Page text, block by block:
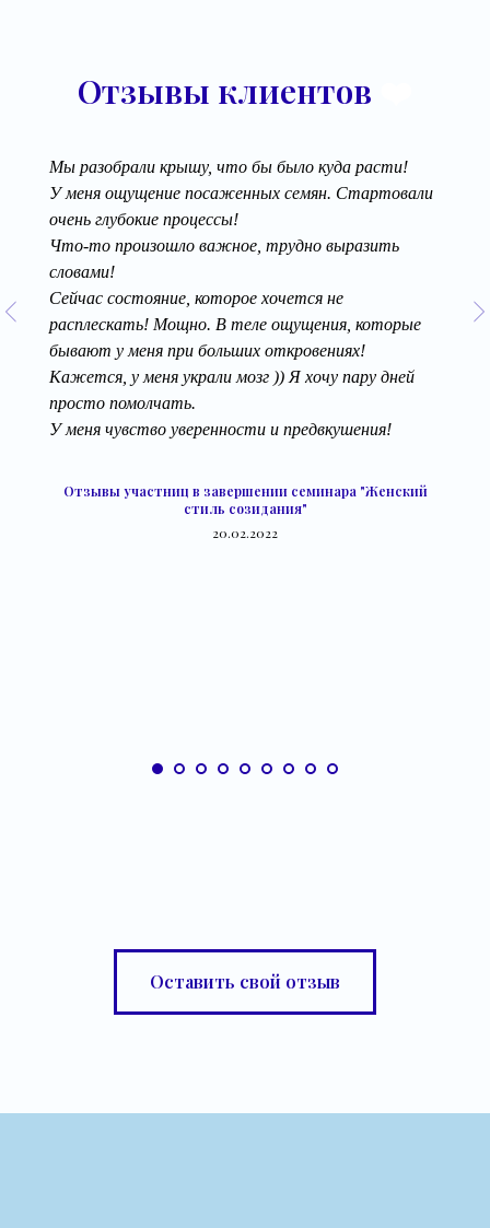
Отзывы клиентов
Мы разобрали крышу, что бы было куда расти!
У меня ощущение посаженных семян. Стартовали
очень глубокие процессы!
Что-то произошло важное, трудно выразить
словами!
Сейчас состояние, которое хочется не
расплескать! Мощно. В теле ощущения, которые
бывают у меня при больших откровениях!
Кажется, у меня украли мозг )) Я хочу пару дней
просто помолчать.
У меня чувство уверенности и предвкушения!
Отзывы участниц в завершении семинара "Женский
стиль созидания"
20.02.2022
Оставить свой отзыв